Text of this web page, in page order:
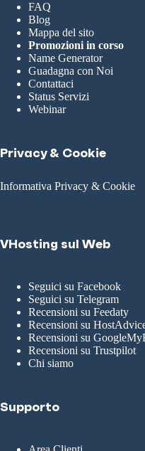
FAQ
Blog
Mappa del sito
Promozioni in corso
Name Generator
Guadagna con Noi
Contattaci
Status Servizi
Webinar
Privacy & Cookie
Informativa Privacy & Cookie
VHosting sul Web
Seguici su Facebook
Seguici su Telegram
Recensioni su Feedaty
Recensioni su
Recensioni su
Recensioni su Trustpilot
Chi siamo
Supporto